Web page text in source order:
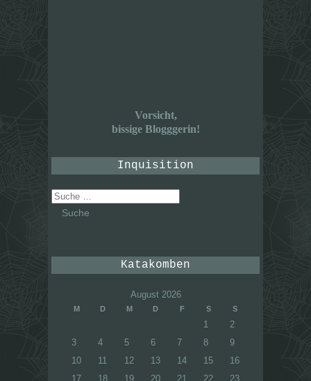
Vorsicht,
bissige Blogggerin!
Inquisition
Suche
nach:
Katakomben
August 2026
M D M D F S S
1
2
3
4 5 6 7 8
9
10
11 12 13 14 15
16
17
18 19 20 21 22
23